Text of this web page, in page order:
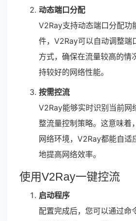
动态端口分配
V2Ray支持动态端口分配功
件，V2Ray可以自动调整端
方式，确保在流量较高的情
持较好的网络性能。
按需控流
V2Ray能够实时识别当前网
整流量控制策略。这意味着
网络环境，V2Ray都能自适
地提高网络效率。
使用V2Ray一键控流
启动程序
配置完成后，您可以通过命